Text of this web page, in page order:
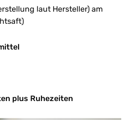
laut Hersteller) am
plus Ruhezeiten